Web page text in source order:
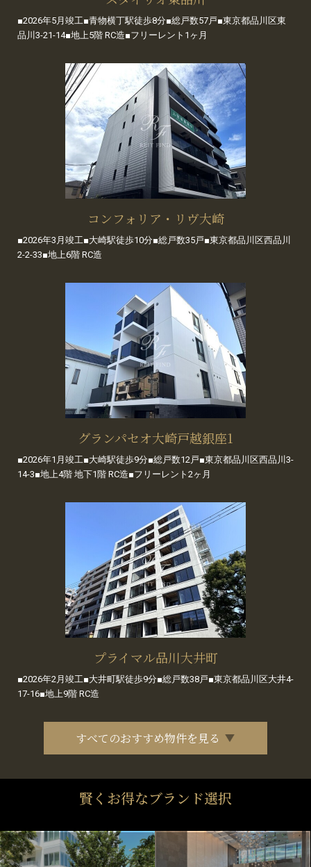
■2026年5月竣工■青物横丁駅徒歩8分■総戸数57戸■東京都品川区東
品川3-21-14■地上5階 RC造■フリーレント1ヶ月
コンフォリア・リヴ大崎
■2026年3月竣工■大崎駅徒歩10分■総戸数35戸■東京都品川区西品川
2-2-33■地上6階 RC造
グランパセオ大崎戸越銀座1
■2026年1月竣工■大崎駅徒歩9分■総戸数12戸■東京都品川区西品川3-
14-3■地上4階 地下1階 RC造■フリーレント2ヶ月
プライマル品川大井町
■2026年2月竣工■大井町駅徒歩9分■総戸数38戸■東京都品川区大井4-
17-16■地上9階 RC造
すべてのおすすめ物件を見る
賢くお得なブランド選択